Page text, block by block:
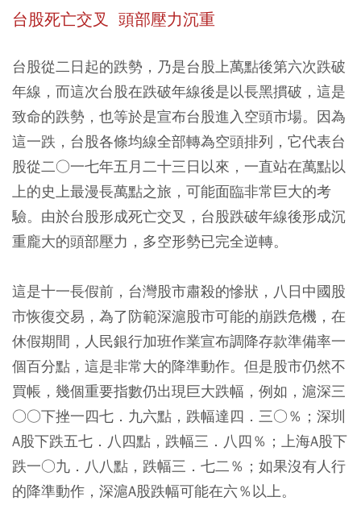
台股死亡交叉 頭部壓力沉重
台股從二日起的跌勢，乃是台股上萬點後第六次跌破
年線，而這次台股在跌破年線後是以長黑摜破，這是
致命的跌勢，也等於是宣布台股進入空頭市場。 因為
這一跌，台股各條均線全部轉為空頭排列，它代表台
股從二○一七年五月二十三日以來，一直站在萬點以
上的史上最漫長萬點之旅，可能面臨非常巨大的考
驗。由於台股形成死亡交叉，台股跌破年線後形成沉
重龐大的頭部壓力，多空形勢已完全逆轉。
這是十一長假前，台灣股市肅殺的慘狀，八日中國股
市恢復交易，為了防範深滬股市可能的崩跌危機，在
休假期間，人民銀行加班作業宣布調降存款準備率一
個百分點，這是非常大的降準動作。但是股市仍然不
買帳，幾個重要指數仍出現巨大跌幅，例如，滬深三
○○下挫一四七．九六點，跌幅達四．三○％；深圳
A股下跌五七．八四點，跌幅三．八四％；上海A股下
跌一○九．八八點，跌幅三．七二％；如果沒有人行
的降準動作，深滬A股跌幅可能在六％以上。